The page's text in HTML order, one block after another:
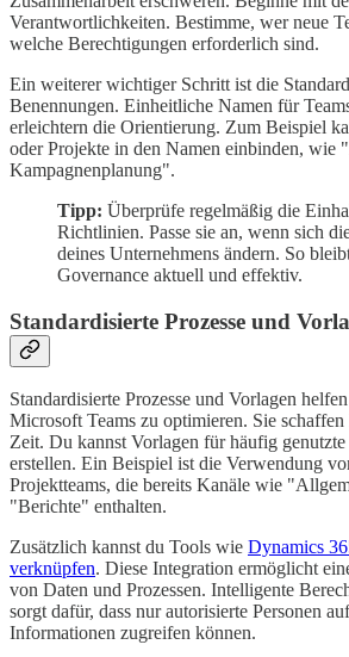
Verantwortlichkeiten. Bestimme, wer neue
welche Berechtigungen erforderlich sind.
Ein weiterer wichtiger Schritt ist die
Benennungen. Einheitliche Namen für
erleichtern die Orientierung. Zum Beispiel
oder Projekte in den Namen einbinden, wie
Kampagnenplanung".
Tipp: Überprüfe regelmäßig die
Richtlinien. Passe sie an, wenn sich
deines Unternehmens ändern. So
Governance aktuell und effektiv.
Standardisierte Prozesse und
Standardisierte Prozesse und Vorlagen
Microsoft Teams zu optimieren. Sie
Zeit. Du kannst Vorlagen für häufig genutzte
erstellen. Ein Beispiel ist die Verwendung
Projektteams, die bereits Kanäle wie
"Berichte" enthalten.
Zusätzlich kannst du Tools wie Dynamics
verknüpfen. Diese Integration ermöglicht
von Daten und Prozessen. Intelligente
sorgt dafür, dass nur autorisierte Personen
Informationen zugreifen können.